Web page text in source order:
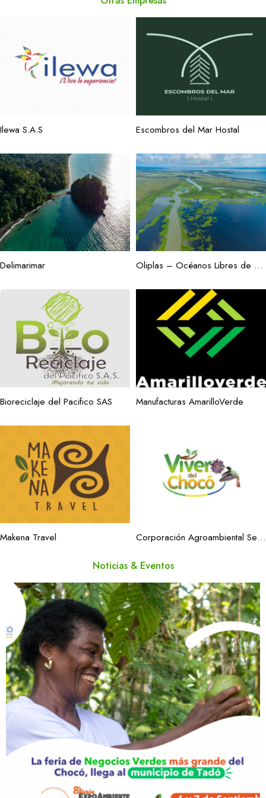
Ilewa S.A.S Escombros del Mar Hostal
Delimarimar Oliplas – Océanos Libres de Plástico
Bioreciclaje del Pacifico SAS Manufacturas AmarilloVerde
Makena Travel Corporación Agroambiental Selva Coagroselva
Noticias & Eventos